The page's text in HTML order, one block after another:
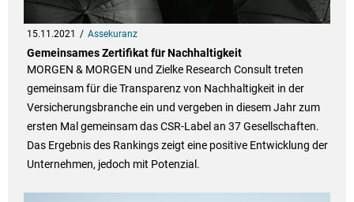
15.11.2021 Assekuranz
Gemeinsames Zertifikat für Nachhaltigkeit
MORGEN & MORGEN und Zielke Research Consult treten
gemeinsam für die Transparenz von Nachhaltigkeit in der
Versicherungsbranche ein und vergeben in diesem Jahr zum
ersten Mal gemeinsam das CSR-Label an 37 Gesellschaften.
Das Ergebnis des Rankings zeigt eine positive Entwicklung der
Unternehmen, jedoch mit Potenzial.